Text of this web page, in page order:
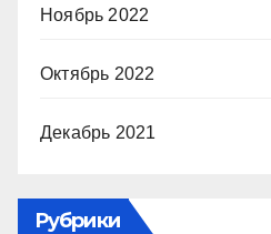
Ноябрь 2022
Октябрь 2022
Декабрь 2021
Рубрики